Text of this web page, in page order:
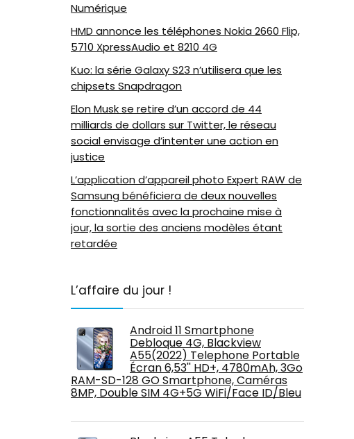
Numérique
HMD annonce les téléphones Nokia 2660 Flip,
5710 XpressAudio et 8210 4G
Kuo: la série Galaxy S23 n’utilisera que les
chipsets Snapdragon
Elon Musk se retire d’un accord de 44
milliards de dollars sur Twitter, le réseau
social envisage d’intenter une action en
justice
L’application d’appareil photo Expert RAW de
Samsung bénéficiera de deux nouvelles
fonctionnalités avec la prochaine mise à
jour, la sortie des anciens modèles étant
retardée
L’affaire du jour !
Android 11 Smartphone
Debloque 4G, Blackview
A55(2022) Telephone Portable
Écran 6,53'' HD+, 4780mAh, 3Go
RAM-SD-128 GO Smartphone, Caméras
8MP, Double SIM 4G+5G WiFi/Face ID/Bleu